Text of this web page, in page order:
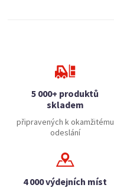
5 000+ produktů
skladem
připravených k okamžitému
odeslání
4 000 výdejních míst